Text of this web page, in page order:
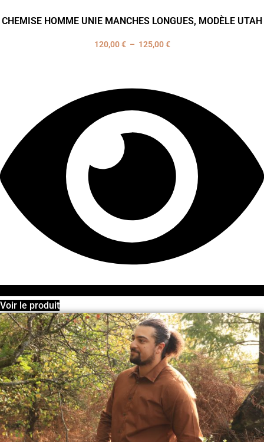
CHEMISE HOMME UNIE MANCHES LONGUES, MODÈLE UTAH
120,00€ – 125,00€Plage
à
125,00 €
Voir le produit